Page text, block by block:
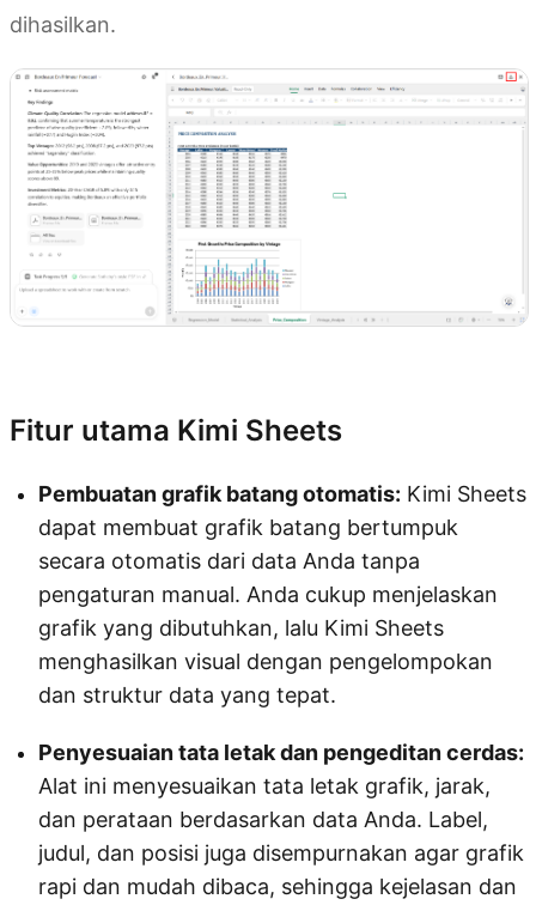
dihasilkan.
Fitur utama Kimi Sheets
Pembuatan grafik batang otomatis: Kimi Sheets
dapat membuat grafik batang bertumpuk
secara otomatis dari data Anda tanpa
pengaturan manual. Anda cukup menjelaskan
grafik yang dibutuhkan, lalu Kimi Sheets
menghasilkan visual dengan pengelompokan
dan struktur data yang tepat.
Penyesuaian tata letak dan pengeditan cerdas:
Alat ini menyesuaikan tata letak grafik, jarak,
dan perataan berdasarkan data Anda. Label,
judul, dan posisi juga disempurnakan agar grafik
rapi dan mudah dibaca, sehingga kejelasan dan